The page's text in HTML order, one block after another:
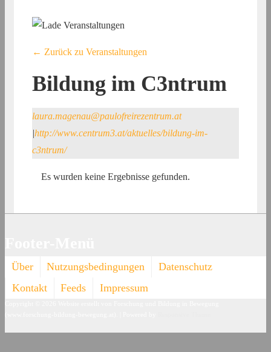
← Zurück zu Veranstaltungen
Bildung im C3ntrum
laura.magenau@paulofreirezentrum.at
|http://www.centrum3.at/aktuelles/bildung-im-
c3ntrum/
Es wurden keine Ergebnisse gefunden.
Über Nutzungsbedingungen
Datenschutz
Kontakt
Feeds Impressum